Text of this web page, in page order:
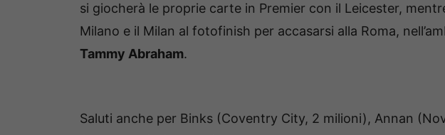
si giocherà le proprie carte in Premier con il Leicester,
Milano e il Milan al fotofinish per accasarsi alla Roma,
Tammy Abraham.
Saluti anche per Binks (Coventry City, 2 milioni), Annan